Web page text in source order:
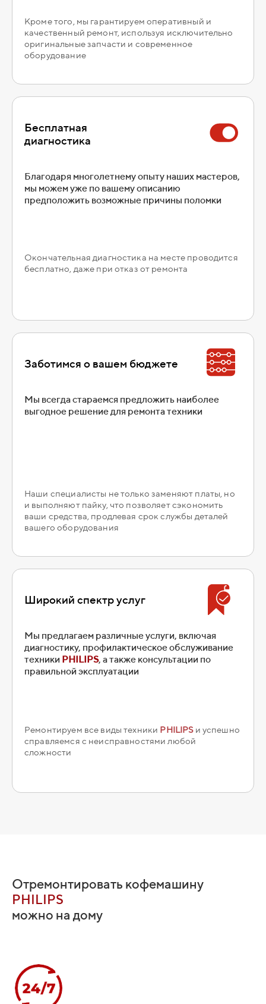
Кроме того, мы гарантируем оперативный и
качественный ремонт, используя исключительно
оригинальные запчасти и современное
оборудование
Бесплатная
диагностика
Благодаря многолетнему опыту наших мастеров,
мы можем уже по вашему описанию
предположить возможные причины поломки
Окончательная диагностика на месте проводится
бесплатно, даже при отказ от ремонта
Заботимся о вашем бюджете
Мы всегда стараемся предложить наиболее
выгодное решение для ремонта техники
Наши специалисты не только заменяют платы, но
и выполняют пайку, что позволяет сэкономить
ваши средства, продлевая срок службы деталей
вашего оборудования
Широкий спектр услуг
Мы предлагаем различные услуги, включая
диагностику, профилактическое обслуживание
техники PHILIPS, а также консультации по
правильной эксплуатации
Ремонтируем все виды техники PHILIPSи успешно
справляемся с неисправностями любой
сложности
Отремонтировать кофемашину
PHILIPS
можно на дому